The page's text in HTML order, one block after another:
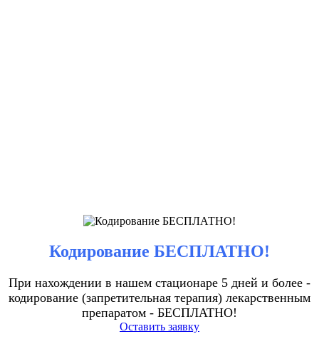
Кодирование БЕСПЛАТНО!
При нахождении в нашем стационаре 5 дней и более -
кодирование (запретительная терапия) лекарственным
препаратом - БЕСПЛАТНО!
Оставить заявку